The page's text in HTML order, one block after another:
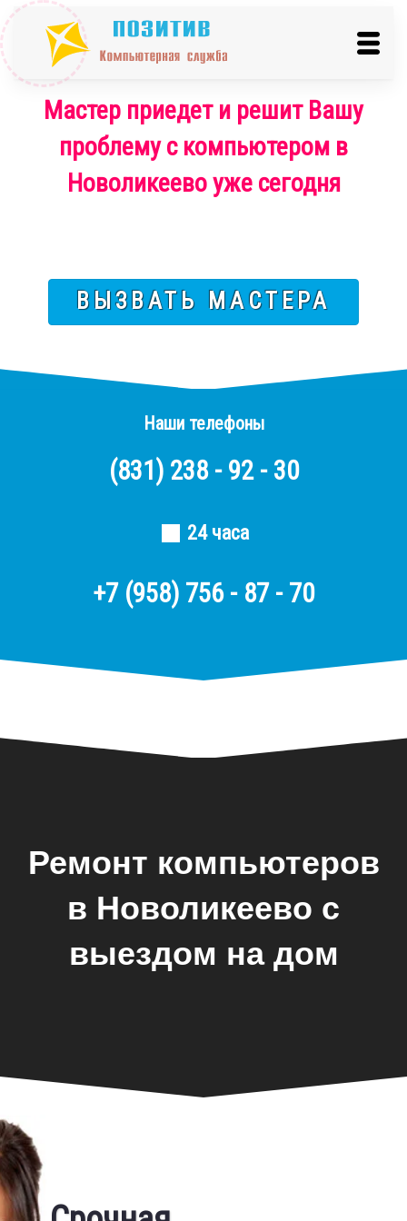
Мастер приедет и решит Вашу
проблему с компьютером в
Новоликеево уже сегодня
ВЫЗВАТЬ МАСТЕРА
Наши телефоны
(831) 238 - 92 - 30
24 часа
+7 (958) 756 - 87 - 70
Ремонт компьютеров
в Новоликеево с
выездом на дом
Фирменная гарантия